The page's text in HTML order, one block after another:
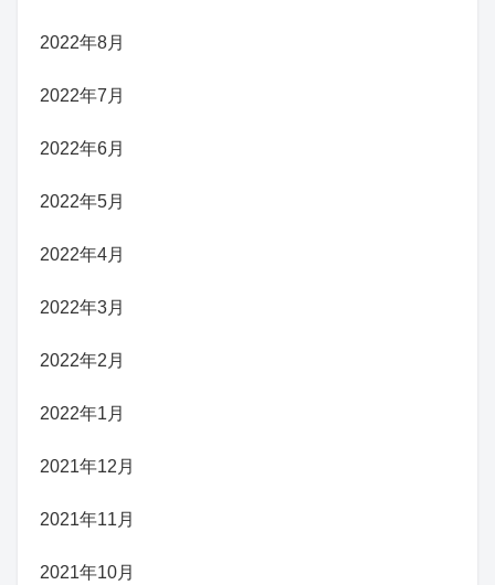
2022年8月
2022年7月
2022年6月
2022年5月
2022年4月
2022年3月
2022年2月
2022年1月
2021年12月
2021年11月
2021年10月